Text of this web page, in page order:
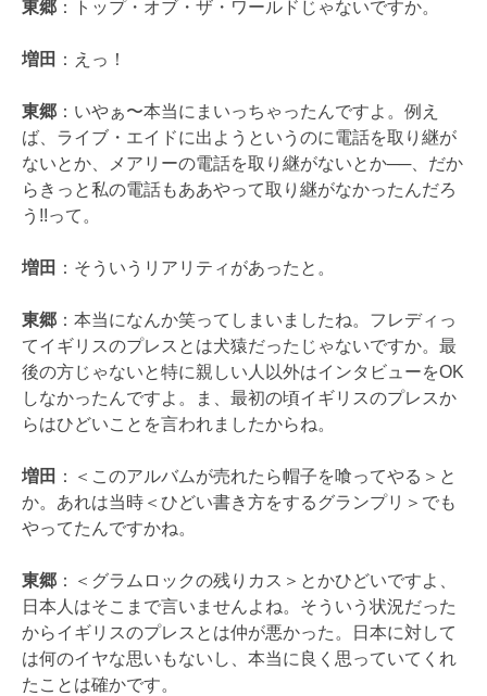
東郷 ：トップ・オブ・ザ・ワールドじゃないですか。
増田 ：えっ！
東郷 ：いやぁ〜本当にまいっちゃったんですよ。例え
ば、ライブ・エイドに出ようというのに電話を取り継が
ないとか、メアリーの電話を取り継がないとか──、だか
らきっと私の電話もああやって取り継がなかったんだろ
う!!って。
増田 ：そういうリアリティがあったと。
東郷 ：本当になんか笑ってしまいましたね。フレディっ
てイギリスのプレスとは犬猿だったじゃないですか。最
後の方じゃないと特に親しい人以外はインタビューをOK
しなかったんですよ。ま、最初の頃イギリスのプレスか
らはひどいことを言われましたからね。
増田 ：＜このアルバムが売れたら帽子を喰ってやる＞と
か。あれは当時＜ひどい書き方をするグランプリ＞でも
やってたんですかね。
東郷 ：＜グラムロックの残りカス＞とかひどいですよ、
日本人はそこまで言いませんよね。そういう状況だった
からイギリスのプレスとは仲が悪かった。日本に対して
は何のイヤな思いもないし、本当に良く思っていてくれ
たことは確かです。